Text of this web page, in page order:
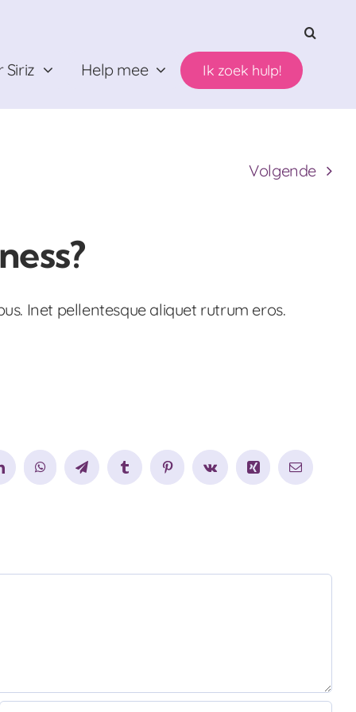
Siriz Help mee Ik zoek hulp!
Volgende
Inet pellentesque aliquet rutrum eros.
WhatsAppTelegramTumblr Pinterest Vk Xing
E-
mail